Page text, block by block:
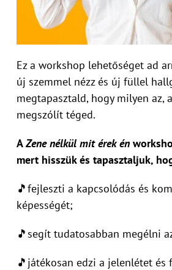
Ez a workshop lehetőséget ad
új szemmel nézz és új füllel
megtapasztald, hogy milyen az,
megszólít téged.
AZene nélkül mit érek én
mert hisszük és tapasztaljuk,
🎵fejleszti a kapcsolódás és
képességét;
🎵segít tudatosabban megélni
🎵játékosan edzi a jelenlétet és